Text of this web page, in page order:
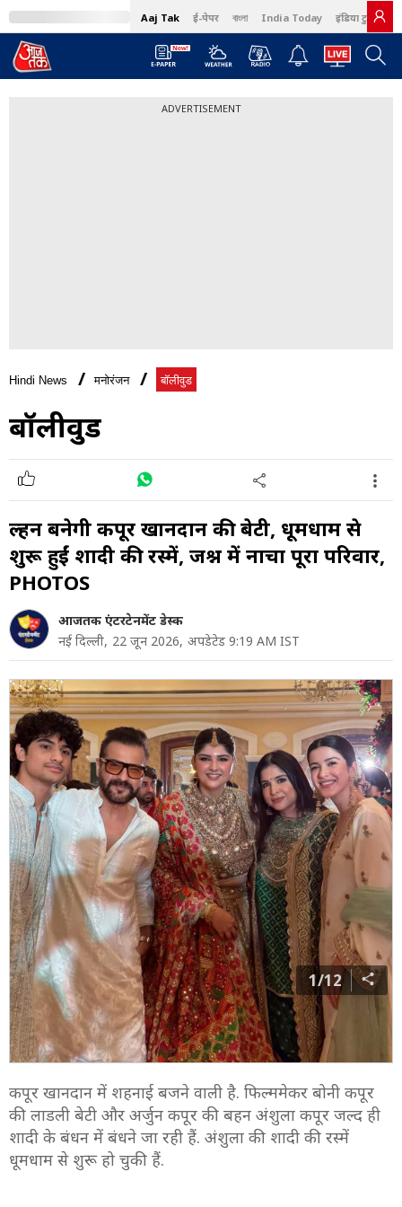
Aaj Tak ई-पेपर বাংলা India Today इंडिया टुडे हिंदी
ADVERTISEMENT
Hindi News मनोरंजन बॉलीवुड
बॉलीवुड
दुल्हन बनेगी कपूर खानदान की बेटी, धूमधाम से
शुरू हुईं शादी की रस्में, जश्न में नाचा पूरा परिवार,
PHOTOS
आजतक एंटरटेनमेंट डेस्क
नई दिल्ली, 22 जून 2026, अपडेटेड 9:19 AM IST
1/12
कपूर खानदान में शहनाई बजने वाली है. फिल्ममेकर बोनी कपूर
की लाडली बेटी और अर्जुन कपूर की बहन अंशुला कपूर जल्द ही
शादी के बंधन में बंधने जा रही हैं. अंशुला की शादी की रस्में
धूमधाम से शुरू हो चुकी हैं.